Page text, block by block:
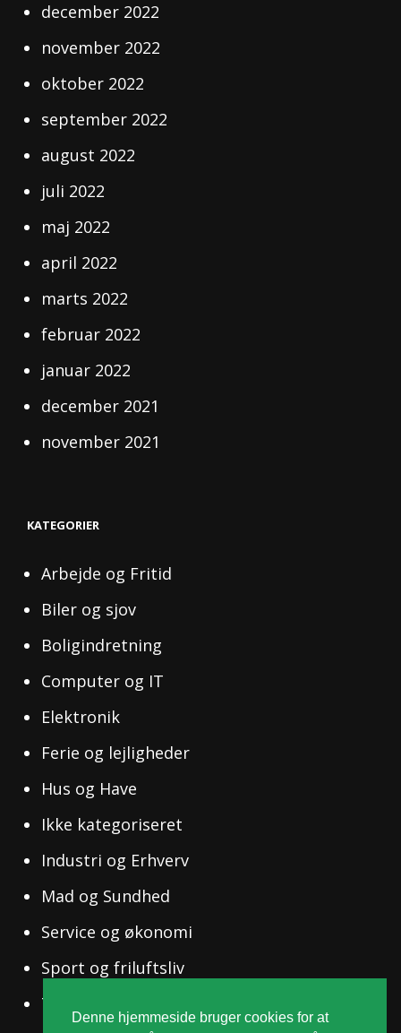
Denne hjemmeside bruger cookies for at
december 2022
november 2022
oktober 2022
september 2022
august 2022
juli 2022
maj 2022
april 2022
marts 2022
februar 2022
januar 2022
december 2021
november 2021
KATEGORIER
Arbejde og Fritid
Biler og sjov
Boligindretning
Computer og IT
Elektronik
Ferie og lejligheder
Hus og Have
Ikke kategoriseret
Industri og Erhverv
Mad og Sundhed
Service og økonomi
Sport og friluftsliv
Tøj og Mode